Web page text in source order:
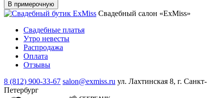
В примерочную
Свадебный салон «ExMiss»
Свадебные платья
Утро невесты
Распродажа
Оплата
Отзывы
8 (812) 900-33-67 salon@exmiss.ru ул. Лахтинская 8, г. Санкт-
Петербург